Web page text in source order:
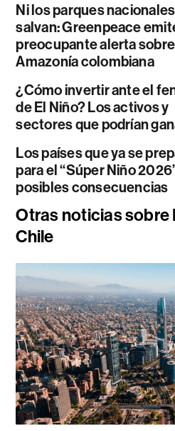
Ni los parques
salvan: Greenpeace
preocupante alerta sobre
Amazonía colombiana
¿Cómo invertir ante el
de El Niño? Los activos y
sectores que podrían
Los países que ya se
para el “Súper Niño
posibles consecuencias
Otras noticias sobre
Chile